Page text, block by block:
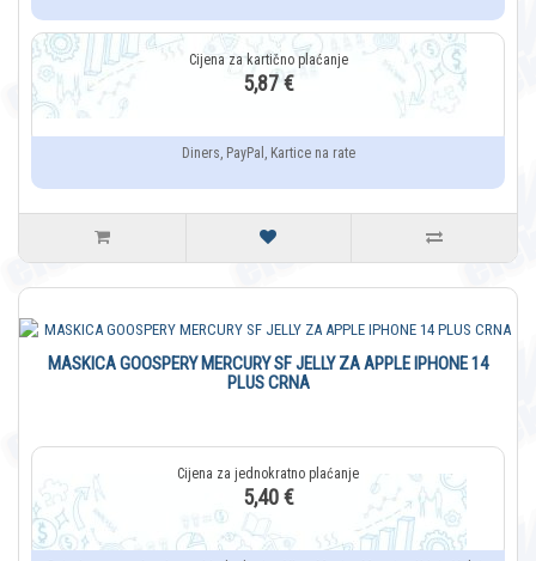
5,87 €
Diners, PayPal, Kartice na rate
MASKICA GOOSPERY MERCURY SF JELLY ZA APPLE IPHONE 14
PLUS CRNA
5,40 €